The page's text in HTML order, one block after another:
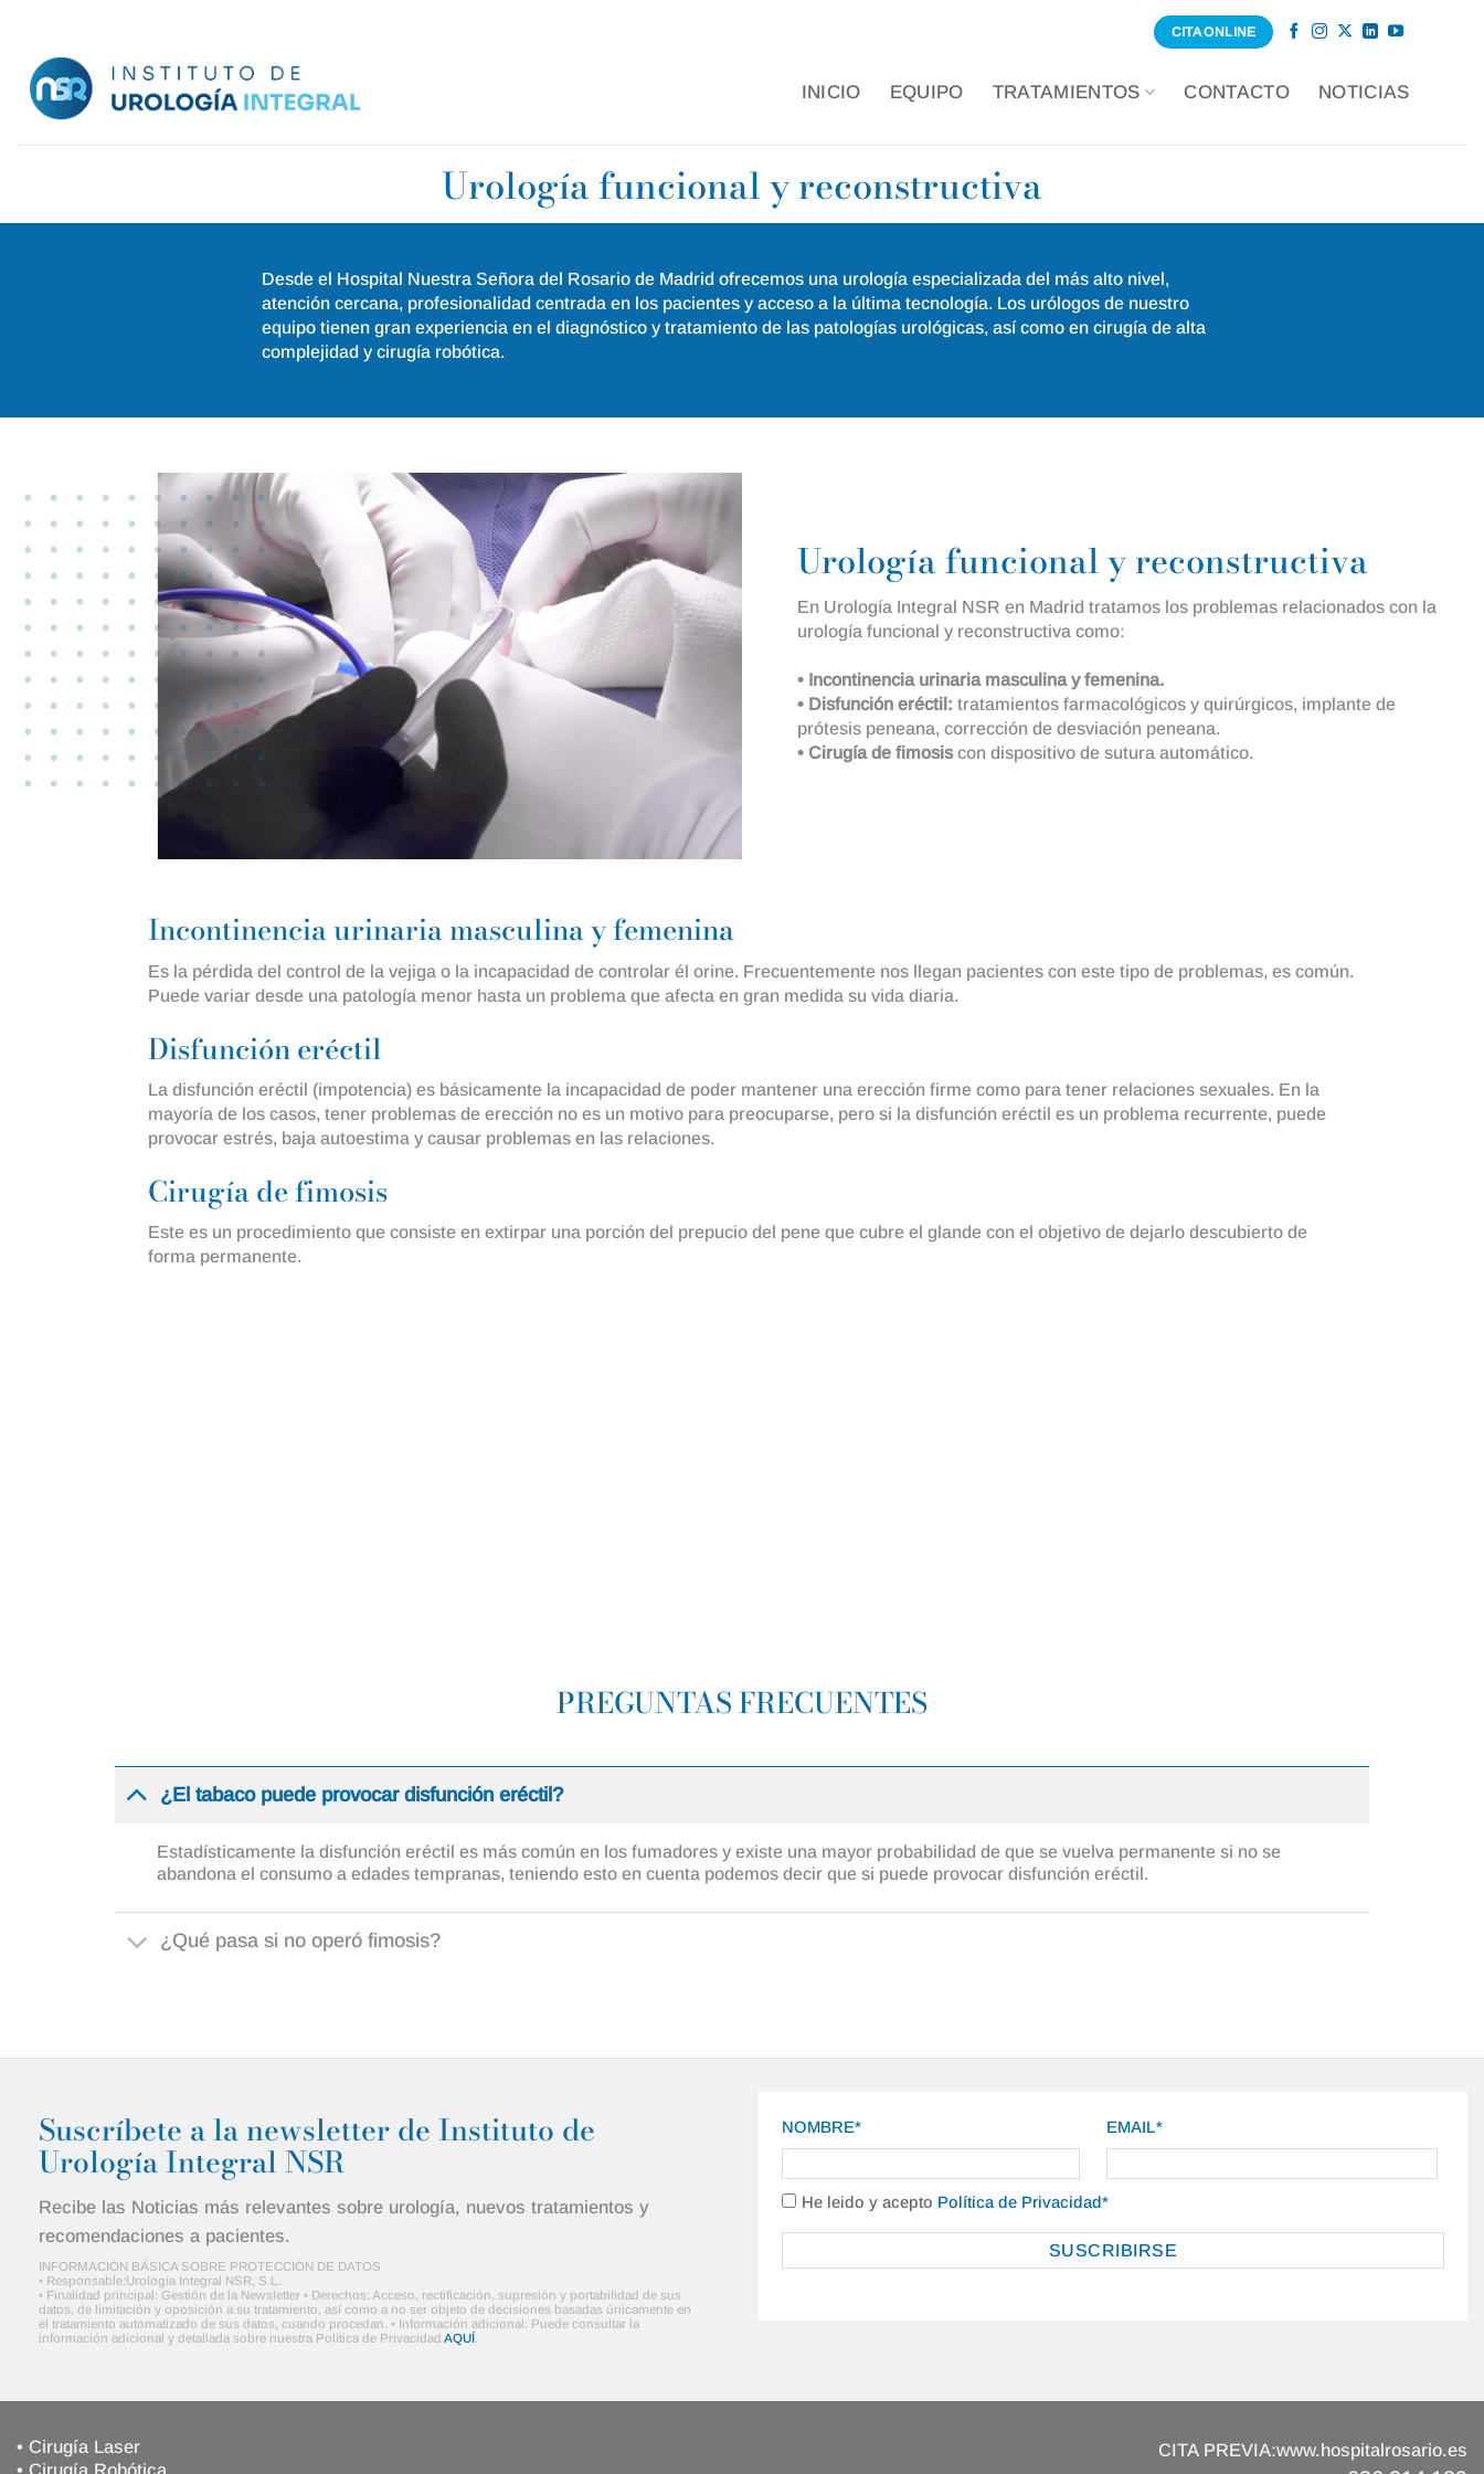
contenido
CITA ONLINE
INICIO EQUIPO TRATAMIENTOS CONTACTO NOTICIAS
Urología funcional y reconstructiva
Desde el Hospital Nuestra Señora del Rosario de Madrid ofrecemos una urología especializada del más alto nivel,
atención cercana, profesionalidad centrada en los pacientes y acceso a la última tecnología. Los urólogos de nuestro
equipo tienen gran experiencia en el diagnóstico y tratamiento de las patologías urológicas, así como en cirugía de alta
complejidad y cirugía robótica.
Urología funcional y reconstructiva
En Urología Integral NSR en Madrid tratamos los problemas relacionados con la
urología funcional y reconstructiva como:
• Incontinencia urinaria masculina y femenina.
• Disfunción eréctil: tratamientos farmacológicos y quirúrgicos, implante de
prótesis peneana, corrección de desviación peneana.
• Cirugía de fimosiscon dispositivo de sutura automático.
Incontinencia urinaria masculina y femenina
Es la pérdida del control de la vejiga o la incapacidad de controlar él orine. Frecuentemente nos llegan pacientes con este tipo de problemas, es común.
Puede variar desde una patología menor hasta un problema que afecta en gran medida su vida diaria.
Disfunción eréctil
La disfunción eréctil (impotencia) es básicamente la incapacidad de poder mantener una erección firme como para tener relaciones sexuales. En la
mayoría de los casos, tener problemas de erección no es un motivo para preocuparse, pero si la disfunción eréctil es un problema recurrente, puede
provocar estrés, baja autoestima y causar problemas en las relaciones.
Cirugía de fimosis
Este es un procedimiento que consiste en extirpar una porción del prepucio del pene que cubre el glande con el objetivo de dejarlo descubierto de
forma permanente.
PREGUNTAS FRECUENTES
¿El tabaco puede provocar disfunción eréctil?
Estadísticamente la disfunción eréctil es más común en los fumadores y existe una mayor probabilidad de que se vuelva permanente si no se
abandona el consumo a edades tempranas, teniendo esto en cuenta podemos decir que si puede provocar disfunción eréctil.
¿Qué pasa si no operó fimosis?
Suscríbete a la newsletter de Instituto de
Urología Integral NSR
Recibe las Noticias más relevantes sobre urología, nuevos tratamientos y
recomendaciones a pacientes.
INFORMACIÓN BÁSICA SOBRE PROTECCIÓN DE DATOS
• Responsable:Urología Integral NSR, S.L.
• Finalidad principal: Gestión de la Newsletter • Derechos: Acceso, rectificación, supresión y portabilidad de sus
datos, de limitación y oposición a su tratamiento, así como a no ser objeto de decisiones basadas únicamente en
el tratamiento automatizado de sus datos, cuando procedan. • Información adicional: Puede consultar la
información adicional y detallada sobre nuestra Política de Privacidad AQUÍ
NOMBRE* EMAIL*
He leido y acepto Política de Privacidad*
• Cirugía Laser
• Cirugía Robótica
CITA PREVIA:www.hospitalrosario.es